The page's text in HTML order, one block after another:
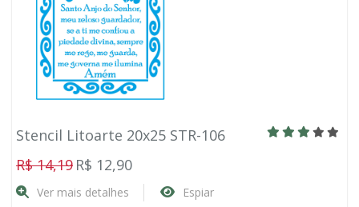
Stencil Litoarte 20x25 STR-106
R$ 14,19 R$ 12,90
Ver mais detalhes Espiar